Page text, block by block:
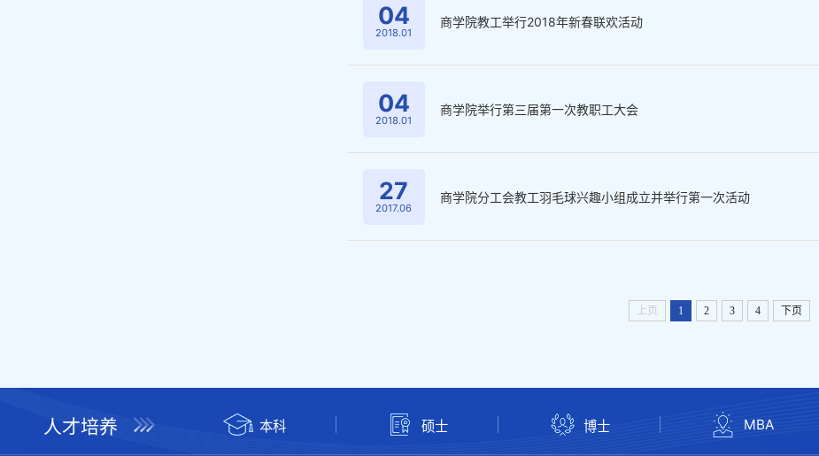
04
2018.01
商学院教工举行2018年新春联欢活动
04
2018.01
商学院举行第三届第一次教职工大会
27
2017.06
商学院分工会教工羽毛球兴趣小组成立并举行第一次活动
上页 1 2 3 4 下页
人才培养 本科 硕士 博士 MBA